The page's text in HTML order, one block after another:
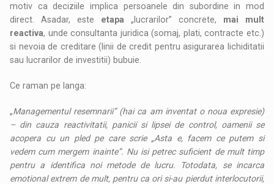
motiv ca deciziile implica persoanele din subordine in mod
direct. Asadar, este etapa „lucrarilor” concrete, mai mult
reactiva, unde consultanta juridica (somaj, plati, contracte etc.)
si nevoia de creditare (linii de credit pentru asigurarea lichiditatii
sau lucrarilor de investitii) bubuie.
Ce raman pe langa:
„Managementul resemnarii” (hai ca am inventat o noua expresie)
– din cauza reactivitatii, panicii si lipsei de control, oamenii se
acopera cu un pled pe care scrie „Asta e, facem ce putem si
vedem cum mergem inainte”. Nu isi petrec suficient de mult timp
pentru a identifica noi metode de lucru. Totodata, se incarca
emotional extrem de mult, pentru ca ori si-au pierdut interlocutorii,